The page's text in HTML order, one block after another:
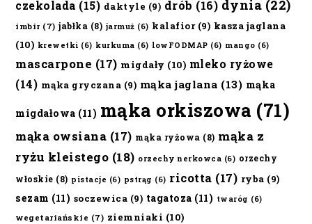
czekolada (15) daktyle (9) drób (16) dynia (22)
imbir (7) jabłka (8) jarmuż (6) kalafior(9) kasza jaglana
(10) krewetki (6) kurkuma (6) lowFODMAP (6) mango (6)
mascarpone (17) migdały (10) mleko ryżowe
(14) mąka gryczana (9) mąka jaglana (13) mąka
migdałowa (11) mąka orkiszowa (71)
mąka owsiana (17) mąka ryżowa (8) mąka z
ryżu kleistego (18) orzechy nerkowca (6) orzechy
włoskie (8) pistacje (6) pstrąg (6) ricotta (17) ryba (9)
sezam (11) soczewica (9) tagatoza (11) twaróg (6)
wegetariańskie (7) ziemniaki (10)